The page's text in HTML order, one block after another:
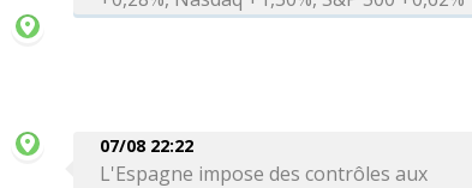
07/08 22:22
L'Espagne impose des contrôles aux